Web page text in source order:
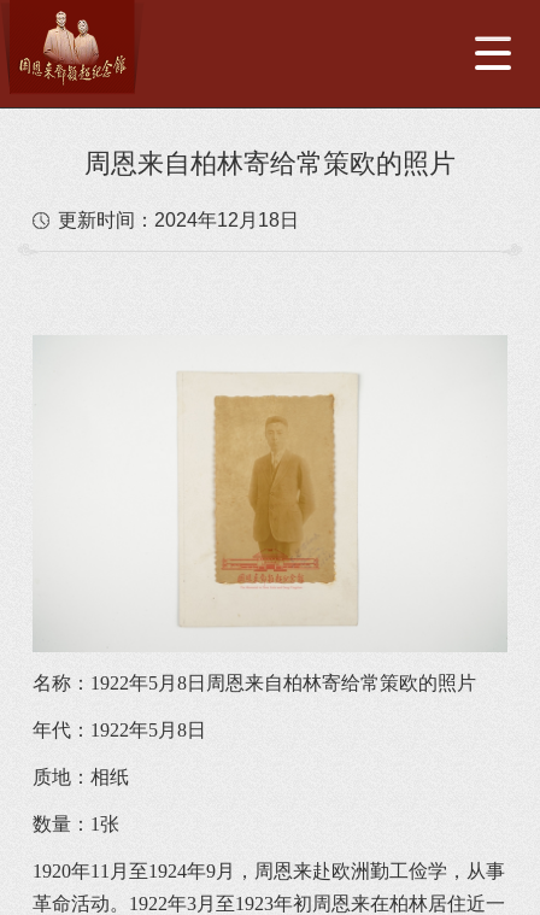
周恩来自柏林寄给常策欧的照片
更新时间： 2024年12月18日
名称：1922年5月8日周恩来自柏林寄给常策欧的照片
年代：1922年5月8日
质地：相纸
数量：1张
1920年11月至1924年9月，周恩来赴欧洲勤工俭学，从事
革命活动。1922年3月至1923年初周恩来在柏林居住近一